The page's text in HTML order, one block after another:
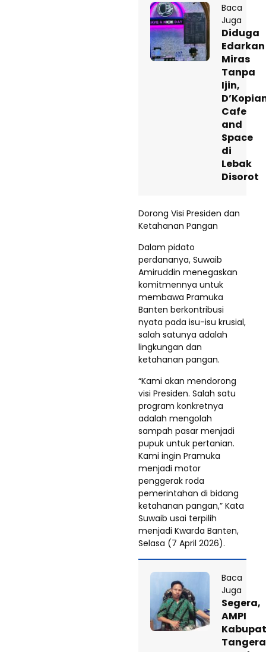
Baca
Juga
Diduga
Edarkan
Miras
Tanpa
Ijin,
Cafe
and
Space
di
Lebak
Disorot
Dorong Visi Presiden dan
Ketahanan Pangan
Dalam pidato
perdananya, Suwaib
Amiruddin menegaskan
komitmennya untuk
membawa Pramuka
Banten berkontribusi
nyata pada isu-isu krusial,
salah satunya adalah
lingkungan dan
ketahanan pangan.
“Kami akan mendorong
visi Presiden. Salah satu
program konkretnya
adalah mengolah
sampah pasar menjadi
pupuk untuk pertanian.
Kami ingin Pramuka
menjadi motor
penggerak roda
pemerintahan di bidang
ketahanan pangan,” Kata
Suwaib usai terpilih
menjadi Kwarda Banten,
Selasa (7 April 2026).
Baca
Juga
Segera,
AMPI